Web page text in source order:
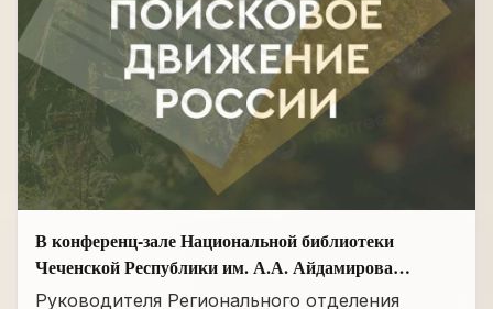
В конференц-зале Национальной библиотеки
Чеченской Республики им. А.А. Айдамирова
прошло заседание
Руководителя Регионального отделения